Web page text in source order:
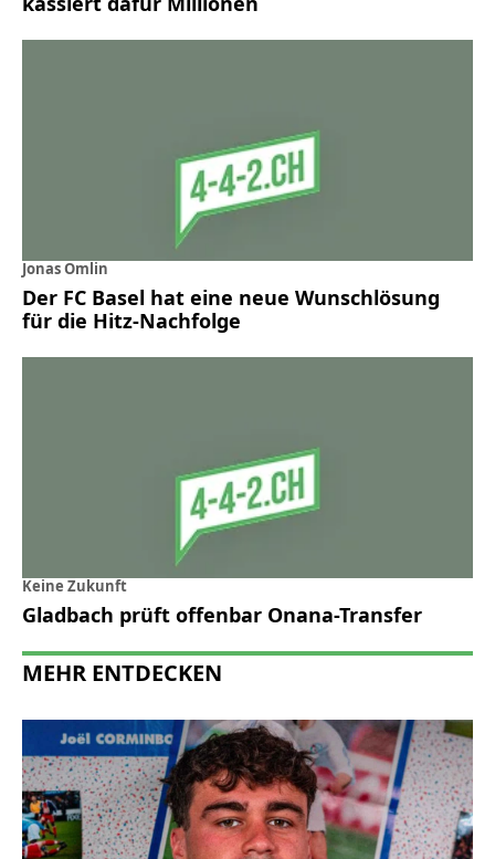
Jonas Omlin
Der FC Basel hat eine neue Wunschlösung
für die Hitz-Nachfolge
Keine Zukunft
Gladbach prüft offenbar Onana-Transfer
MEHR ENTDECKEN